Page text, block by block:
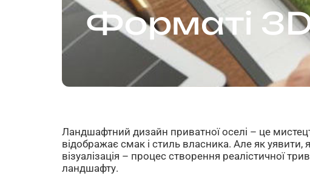
Форматі
Ландшафтний дизайн приватної оселі – це
відображає смак і стиль власника. Але як
візуалізація – процес створення реалістичної
ландшафту.